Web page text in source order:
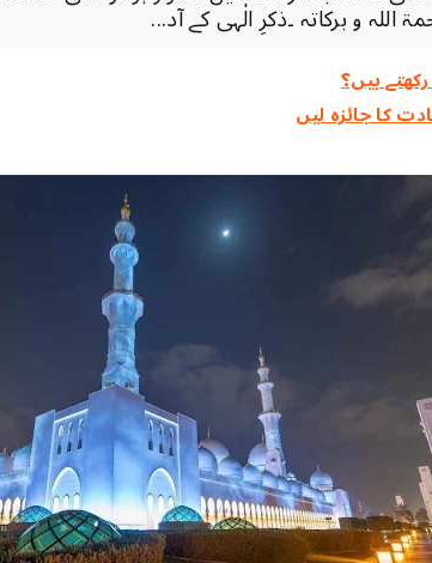
اللہ و برکاتہ ۔ذکرِ الٰہی کے آد...
ہیں؟
کا جائزہ لیں